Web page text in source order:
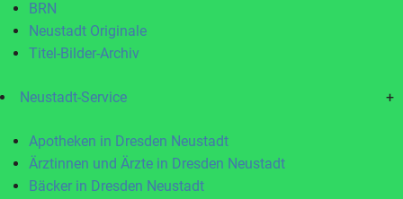
BRN
Neustadt Originale
Titel-Bilder-Archiv
Neustadt-Service +
Apotheken in Dresden Neustadt
Ärztinnen und Ärzte in Dresden Neustadt
Bäcker in Dresden Neustadt